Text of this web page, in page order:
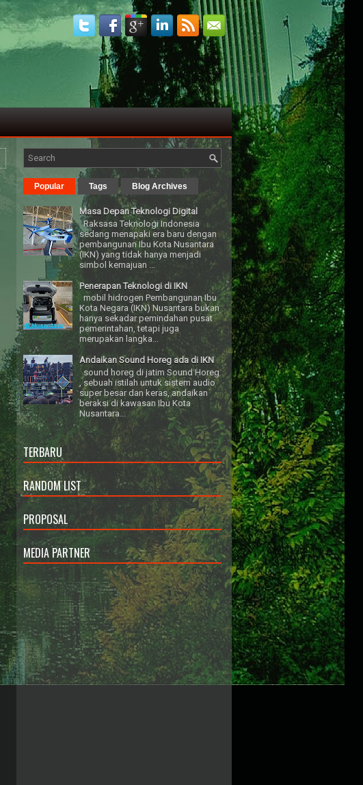
Popular Tags Blog Archives
Masa Depan Teknologi Digital
Raksasa Teknologi Indonesia
sedang menapaki era baru dengan
pembangunan Ibu Kota Nusantara
(IKN) yang tidak hanya menjadi
simbol kemajuan ...
Penerapan Teknologi di IKN
mobil hidrogen Pembangunan Ibu
Kota Negara (IKN) Nusantara bukan
hanya sekadar pemindahan pusat
pemerintahan, tetapi juga
merupakan langka...
Andaikan Sound Horeg ada di IKN
sound horeg di jatim Sound Horeg
, sebuah istilah untuk sistem audio
super besar dan keras, andaikan
beraksi di kawasan Ibu Kota
Nusantara...
TERBARU
RANDOM LIST
PROPOSAL
MEDIA PARTNER